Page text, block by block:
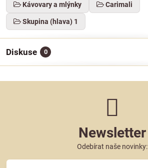
Kávovary a mlýnky Carimali
Skupina (hlava) 1
Diskuse 0
Newsletter
Odebírat naše novinky: